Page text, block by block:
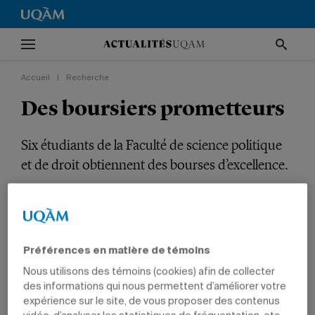
Accueil Recherche
Des boursiers prometteurs
Six étudiants de la Faculté de science politique
et de droit obtiennent des bourses d’excellence.
POLITIQUE ET DROIT
Préférences en matière de témoins
Nous utilisons des témoins (cookies) afin de collecter
des informations qui nous permettent d’améliorer votre
expérience sur le site, de vous proposer des contenus